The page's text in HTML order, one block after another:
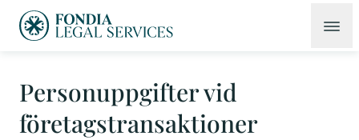
Personuppgifter vid
företagstransaktioner